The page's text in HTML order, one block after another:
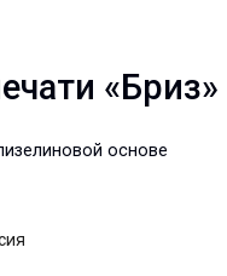
«Бриз»
основе